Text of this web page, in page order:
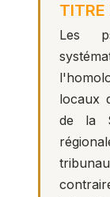
TITRE
Les
locaux
de la